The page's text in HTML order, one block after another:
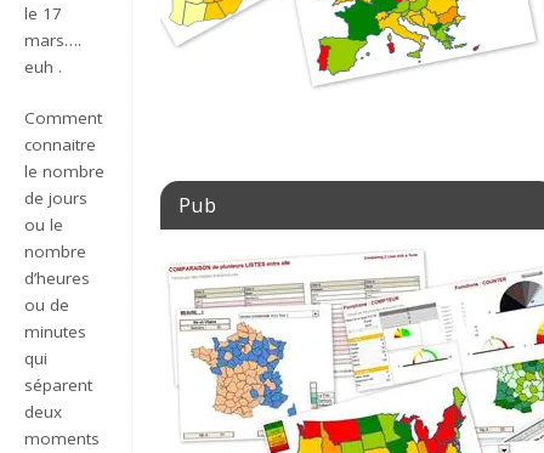
le 17
mars….
euh .
Comment
connaitre
le nombre
de jours
ou le
nombre
d’heures
ou de
minutes
qui
séparent
deux
moments
Pub